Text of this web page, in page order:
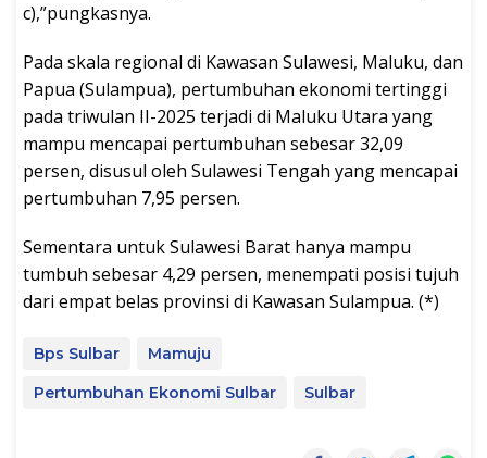
c),”pungkasnya.
Pada skala regional di Kawasan Sulawesi, Maluku, dan
Papua (Sulampua), pertumbuhan ekonomi tertinggi
pada triwulan II-2025 terjadi di Maluku Utara yang
mampu mencapai pertumbuhan sebesar 32,09
persen, disusul oleh Sulawesi Tengah yang mencapai
pertumbuhan 7,95 persen.
Sementara untuk Sulawesi Barat hanya mampu
tumbuh sebesar 4,29 persen, menempati posisi tujuh
dari empat belas provinsi di Kawasan Sulampua. (*)
Bps Sulbar
Mamuju
Pertumbuhan Ekonomi Sulbar
Sulbar